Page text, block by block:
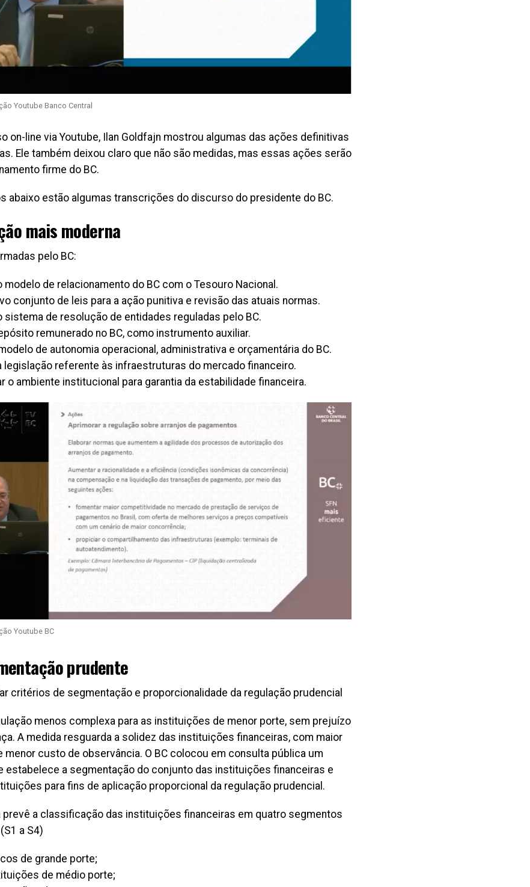
Youtube Banco Central
on-line via Youtube, Ilan Goldfajn mostrou algumas das ações definitivas
Ele também deixou claro que não são medidas, mas essas ações serão
firme do BC.
abaixo estão algumas transcrições do discurso do presidente do BC.
mais moderna
pelo BC:
modelo de relacionamento do BC com o Tesouro Nacional.
conjunto de leis para a ação punitiva e revisão das atuais normas.
sistema de resolução de entidades reguladas pelo BC.
remunerado no BC, como instrumento auxiliar.
de autonomia operacional, administrativa e orçamentária do BC.
legislação referente às infraestruturas do mercado financeiro.
o ambiente institucional para garantia da estabilidade financeira.
Youtube BC
prudente
critérios de segmentação e proporcionalidade da regulação prudencial
menos complexa para as instituições de menor porte, sem prejuízo
A medida resguarda a solidez das instituições financeiras, com maior
menor custo de observância. O BC colocou em consulta pública um
estabelece a segmentação do conjunto das instituições financeiras e
para fins de aplicação proporcional da regulação prudencial.
prevê a classificação das instituições financeiras em quatro segmentos
a S4)
de grande porte;
de médio porte;